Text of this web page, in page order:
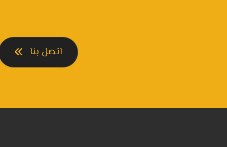
اتصل بنا